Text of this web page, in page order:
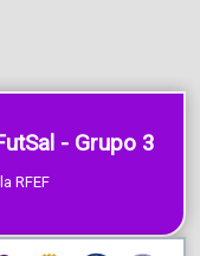
- Grupo 3
RFEF